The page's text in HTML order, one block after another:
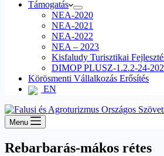
Támogatás
NEA-2020
NEA-2021
NEA-2022
NEA – 2023
Kisfaludy Turisztikai
DIMOP PLUSZ-1.2.2-24-
Körösmenti Vállalkozás Erősítés
EN
Menu
Rebarbarás-mákos rétes